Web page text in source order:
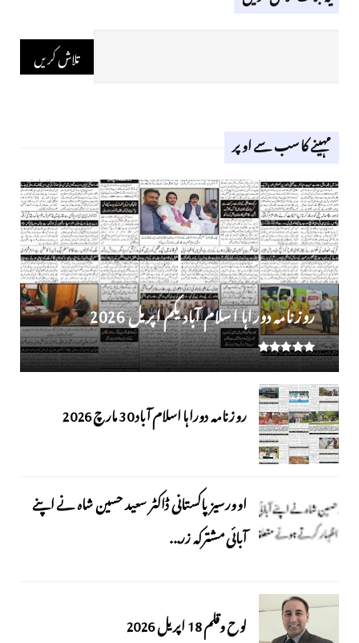
مہینے کا سب سے اوپر
روز نامہ دوراہا اسلام آباد یکم اپریل 2026
روزنامہ دوراہا اسلام آباد 30 مارچ 2026
اوورسیز پاکستانی ڈاکٹر سعید حسین شاہ نے اپنے
آبائی مشترکہ زر...
لوح وقلم 18 اپریل 2026